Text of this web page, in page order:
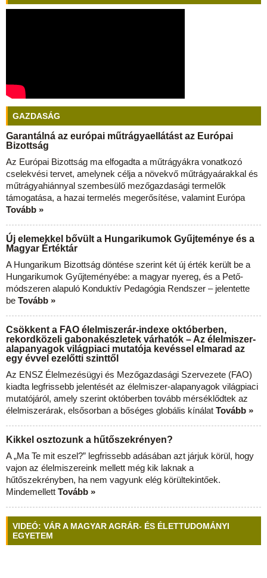
GAZDASÁG
Garantálná az európai műtrágyaellátást az Európai
Bizottság
Az Európai Bizottság ma elfogadta a műtrágyákra vonatkozó
cselekvési tervet, amelynek célja a növekvő műtrágyaárakkal és
műtrágyahiánnyal szembesülő mezőgazdasági termelők
támogatása, a hazai termelés megerősítése, valamint Európa
Tovább »
Új elemekkel bővült a Hungarikumok Gyűjteménye és a
Magyar Értéktár
A Hungarikum Bizottság döntése szerint két új érték került be a
Hungarikumok Gyűjteményébe: a magyar nyereg, és a Pető-
módszeren alapuló Konduktív Pedagógia Rendszer – jelentette
be Tovább »
Csökkent a FAO élelmiszerár-indexe októberben,
rekordközeli gabonakészletek várhatók – Az élelmiszer-
alapanyagok világpiaci mutatója kevéssel elmarad az
egy évvel ezelőtti szinttől
Az ENSZ Élelmezésügyi és Mezőgazdasági Szervezete (FAO)
kiadta legfrissebb jelentését az élelmiszer-alapanyagok világpiaci
mutatójáról, amely szerint októberben tovább mérséklődtek az
élelmiszerárak, elsősorban a bőséges globális kínálat Tovább »
Kikkel osztozunk a hűtőszekrényen?
A „Ma Te mit eszel?” legfrissebb adásában azt járjuk körül, hogy
vajon az élelmiszereink mellett még kik laknak a
hűtőszekrényben, ha nem vagyunk elég körültekintőek.
Mindemellett Tovább »
VIDEÓ: VÁR A MAGYAR AGRÁR- ÉS ÉLETTUDOMÁNYI
EGYETEM